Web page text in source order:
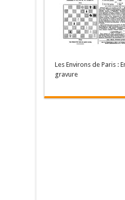
Les Environs de Paris :
gravure